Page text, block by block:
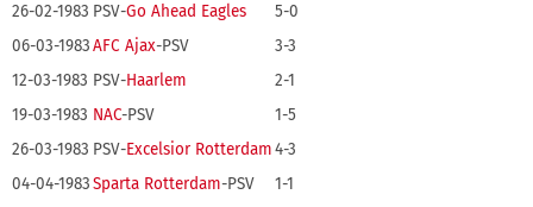
26-02-1983 PSV-Go Ahead Eagles
5-0
06-03-1983AFC Ajax-PSV
3-3
12-03-1983 PSV-Haarlem
2-1
19-03-1983 NAC-PSV
1-5
26-03-1983 PSV-Excelsior Rotterdam4-3
04-04-1983Sparta Rotterdam-PSV
1-1